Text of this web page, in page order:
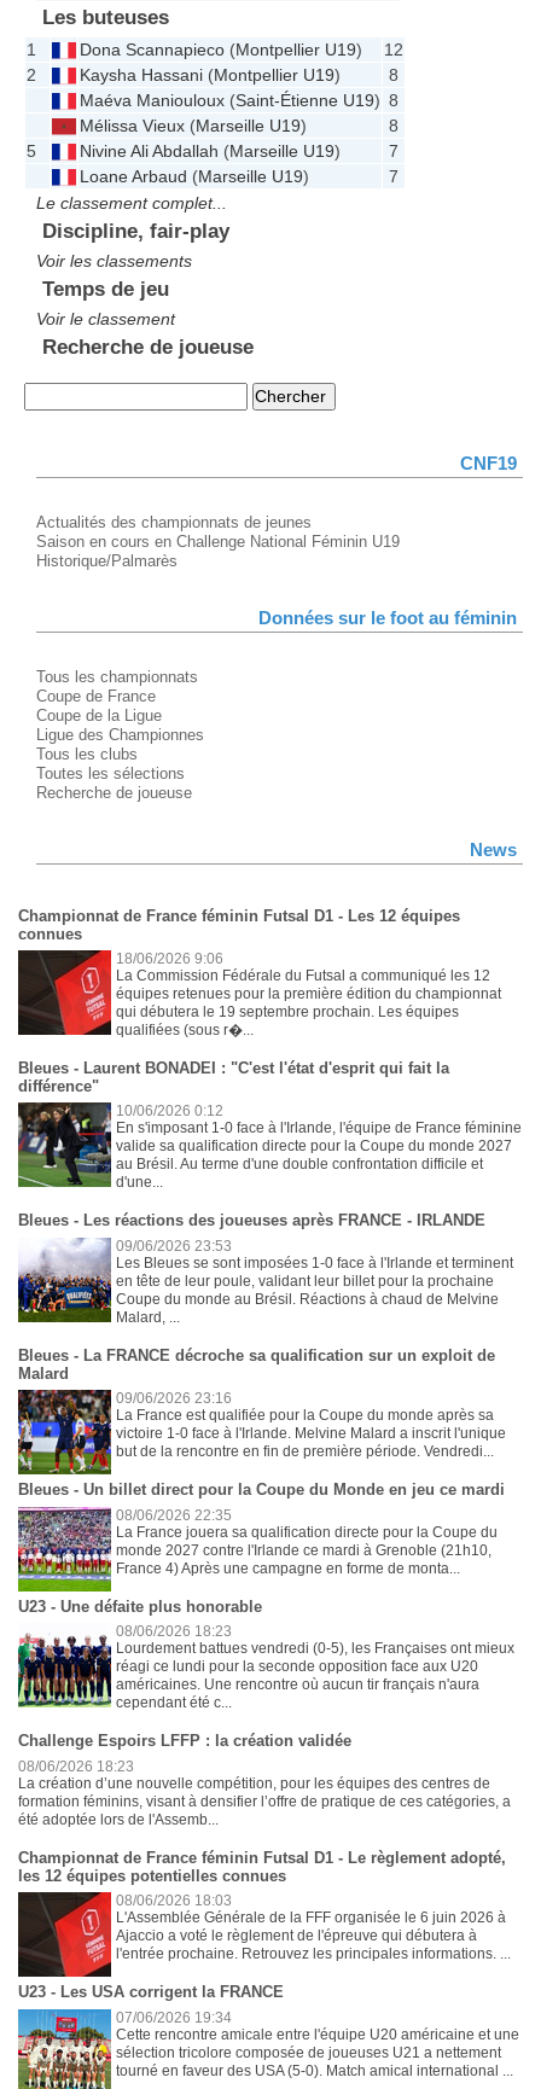
Les buteuses
1 Dona Scannapieco (Montpellier U19)
12
2
Kaysha Hassani (Montpellier U19)
8
Maéva Maniouloux (Saint-Étienne U19) 8
Mélissa Vieux (Marseille U19)
8
5
Nivine Ali Abdallah (Marseille U19)
7
Loane Arbaud (Marseille U19)
7
Le classement complet...
Discipline, fair-play
Voir les classements
Temps de jeu
Voir le classement
Recherche de joueuse
CNF19
Actualités des championnats de jeunes
Saison en cours en Challenge National Féminin U19
Historique/Palmarès
Données sur le foot au féminin
Tous les championnats
Coupe de France
Coupe de la Ligue
Ligue des Championnes
Tous les clubs
Toutes les sélections
Recherche de joueuse
News
Championnat de France féminin Futsal D1 - Les 12 équipes
connues
18/06/2026 9:06
La Commission Fédérale du Futsal a communiqué les 12
équipes retenues pour la première édition du championnat
qui débutera le 19 septembre prochain. Les équipes
qualifiées (sous r�...
Bleues - Laurent BONADEI : "C'est l'état d'esprit qui fait la
différence"
10/06/2026 0:12
En s'imposant 1-0 face à l'Irlande, l'équipe de France féminine
valide sa qualification directe pour la Coupe du monde 2027
au Brésil. Au terme d'une double confrontation difficile et
d'une...
Bleues - Les réactions des joueuses après FRANCE - IRLANDE
09/06/2026 23:53
Les Bleues se sont imposées 1-0 face à l'Irlande et terminent
en tête de leur poule, validant leur billet pour la prochaine
Coupe du monde au Brésil. Réactions à chaud de Melvine
Malard, ...
Bleues - La FRANCE décroche sa qualification sur un exploit de
Malard
09/06/2026 23:16
La France est qualifiée pour la Coupe du monde après sa
victoire 1-0 face à l'Irlande. Melvine Malard a inscrit l'unique
but de la rencontre en fin de première période. Vendredi...
Bleues - Un billet direct pour la Coupe du Monde en jeu ce mardi
08/06/2026 22:35
La France jouera sa qualification directe pour la Coupe du
monde 2027 contre l'Irlande ce mardi à Grenoble (21h10,
France 4) Après une campagne en forme de monta...
U23 - Une défaite plus honorable
08/06/2026 18:23
Lourdement battues vendredi (0-5), les Françaises ont mieux
réagi ce lundi pour la seconde opposition face aux U20
américaines. Une rencontre où aucun tir français n'aura
cependant été c...
Challenge Espoirs LFFP : la création validée
08/06/2026 18:23
La création d’une nouvelle compétition, pour les équipes des centres de
formation féminins, visant à densifier l’offre de pratique de ces catégories, a
été adoptée lors de l'Assemb...
Championnat de France féminin Futsal D1 - Le règlement adopté,
les 12 équipes potentielles connues
08/06/2026 18:03
L'Assemblée Générale de la FFF organisée le 6 juin 2026 à
Ajaccio a voté le règlement de l'épreuve qui débutera à
l'entrée prochaine. Retrouvez les principales informations. ...
U23 - Les USA corrigent la FRANCE
07/06/2026 19:34
Cette rencontre amicale entre l'équipe U20 américaine et une
sélection tricolore composée de joueuses U21 a nettement
tourné en faveur des USA (5-0). Match amical international ...